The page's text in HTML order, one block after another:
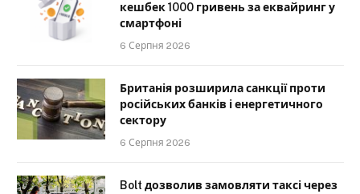
кешбек 1000 гривень за еквайринг у
смартфоні
6 Серпня 2026
Британія розширила санкції проти
російських банків і енергетичного
сектору
6 Серпня 2026
Bolt дозволив замовляти таксі через